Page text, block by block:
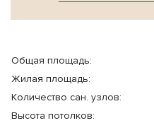
Общая площадь:
Жилая площадь:
Количество cан. узлов:
Высота потолков: